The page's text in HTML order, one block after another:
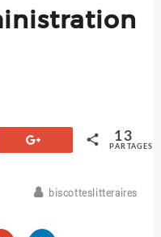
PARTAGES
13
biscotteslitteraires